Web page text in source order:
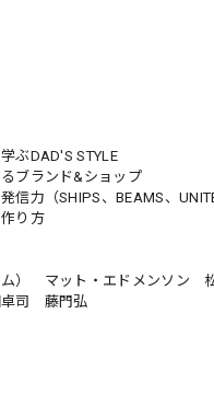
ぶDAD'S STYLE
ブランド&ショップ
信力（SHIPS、BEAMS、
り方
ム） マット・エドメンソン
司 藤門弘